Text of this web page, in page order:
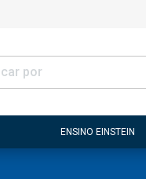
ENSINO EINSTEIN